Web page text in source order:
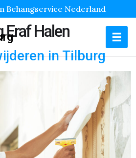
Behangservice Nederland
Eraf Halen
in Tilburg